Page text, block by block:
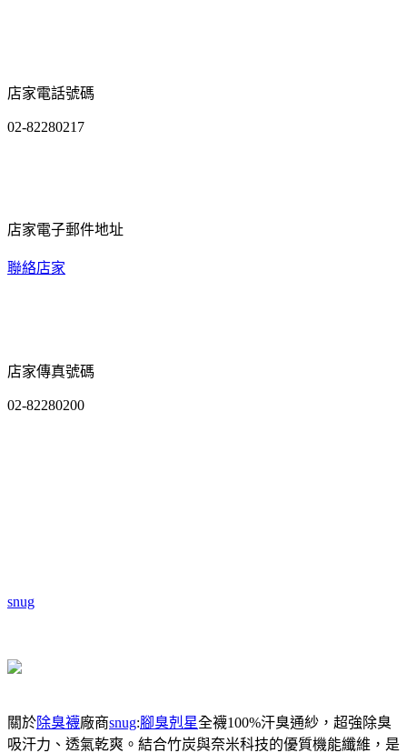
店家電話號碼
02-82280217
店家電子郵件地址
聯絡店家
店家傳真號碼
02-82280200
snug
關於除臭襪廠商snug:腳臭剋星全襪100%汗臭通紗，超強除臭
吸汗力、透氣乾爽。結合竹炭與奈米科技的優質機能纖維，是